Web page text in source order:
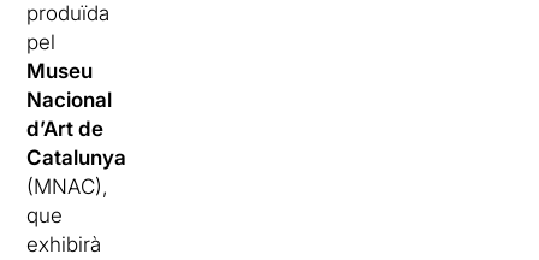
produïda
pel
Museu
Nacional
d’Art de
Catalunya
(MNAC),
que
exhibirà